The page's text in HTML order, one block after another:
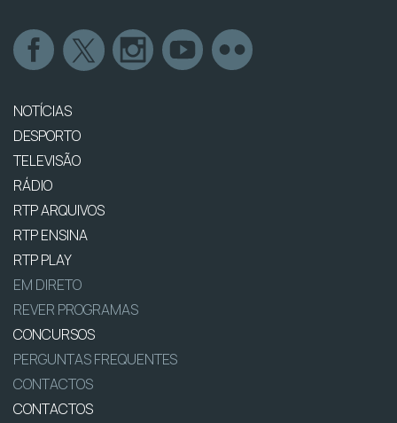
NOTÍCIAS
DESPORTO
TELEVISÃO
RÁDIO
RTP ARQUIVOS
RTP ENSINA
RTP PLAY
EM DIRETO
REVER PROGRAMAS
CONCURSOS
PERGUNTAS FREQUENTES
CONTACTOS
CONTACTOS